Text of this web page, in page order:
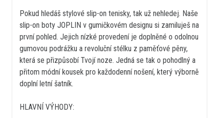
Pokud hledáš stylové slip-on tenisky, tak už nehledej. Naše
slip-on boty JOPLIN v gumičkovém designu si zamiluješ na
první pohled. Jejich nízké provedení je doplněné o odolnou
gumovou podrážku a revoluční stélku z paměťové pěny,
která se přizpůsobí Tvojí noze. Jedná se tak o pohodlný a
přitom módní kousek pro každodenní nošení, který výborně
doplní letní šatník.
HLAVNÍ VÝHODY: